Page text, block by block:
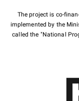
The project is co-
implemented by the
called the "National